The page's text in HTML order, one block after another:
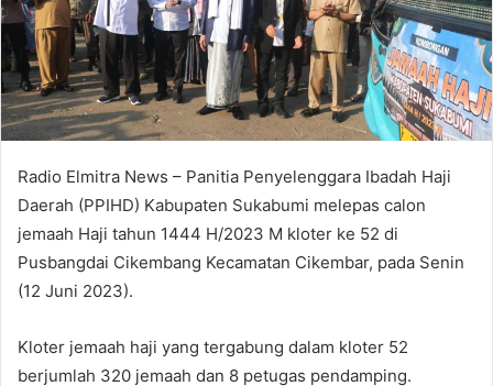
Radio Elmitra News – Panitia Penyelenggara Ibadah Haji
Daerah (PPIHD) Kabupaten Sukabumi melepas calon
jemaah Haji tahun 1444 H/2023 M kloter ke 52 di
Pusbangdai Cikembang Kecamatan Cikembar, pada Senin
(12 Juni 2023).
Kloter jemaah haji yang tergabung dalam kloter 52
berjumlah 320 jemaah dan 8 petugas pendamping.